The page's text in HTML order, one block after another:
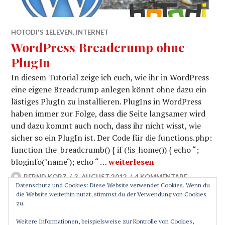
HOTODI'S 1ELEVEN, INTERNET
WordPress Breadcrump ohne
PlugIn
In diesem Tutorial zeige ich euch, wie ihr in WordPress
eine eigene Breadcrump anlegen könnt ohne dazu ein
lästiges PlugIn zu installieren. PlugIns in WordPress
haben immer zur Folge, dass die Seite langsamer wird
und dazu kommt auch noch, dass ihr nicht wisst, wie
sicher so ein PlugIn ist. Der Code für die functions.php:
function the_breadcrumb() { if (!is_home()) { echo “;
bloginfo(’name‘); echo “ …WordPress Breadcrump
weiterlesen
BERND KORZ 3. AUGUST 2012 4 KOMMENTARE
Datenschutz und Cookies: Diese Website verwendet Cookies. Wenn du
die Website weiterhin nutzt, stimmst du der Verwendung von Cookies
zu.
Weitere Informationen, beispielsweise zur Kontrolle von Cookies,